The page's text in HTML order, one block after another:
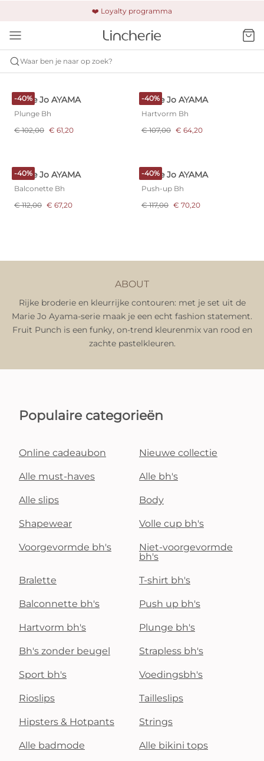
❤️ Loyalty programma
🚚 Gratis verzending & retour
🔒 Altijd veilig betalen
Waar ben je naar op zoek?
AYAMA
-40%
Marie Jo AYAMA
Plunge Bh
€ 102,00 € 61,20
-40%
Marie Jo AYAMA
Hartvorm Bh
€ 107,00 € 64,20
-40%
Marie Jo AYAMA
Balconette Bh
€ 112,00 € 67,20
-40%
Marie Jo AYAMA
Push-up Bh
€ 117,00 € 70,20
ABOUT
Rijke broderie en kleurrijke contouren: met je set uit de
Marie Jo Ayama-serie maak je een echt fashion statement.
Fruit Punch is een funky, on-trend kleurenmix van rood en
zachte pastelkleuren.
Populaire categorieën
Online cadeaubon Nieuwe collectie
Alle must-haves Alle bh's
Alle slips Body
Shapewear Volle cup bh's
Voorgevormde bh's
Niet-voorgevormde
bh's
Bralette T-shirt bh's
Balconnette bh's Push up bh's
Hartvorm bh's Plunge bh's
Bh's zonder beugel Strapless bh's
Sport bh's Voedingsbh's
Rioslips Tailleslips
Hipsters & Hotpants Strings
Alle badmode Alle bikini tops